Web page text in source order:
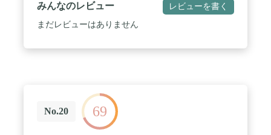
みんなのレビュー レビューを書く
まだレビューはありません
No.20 69